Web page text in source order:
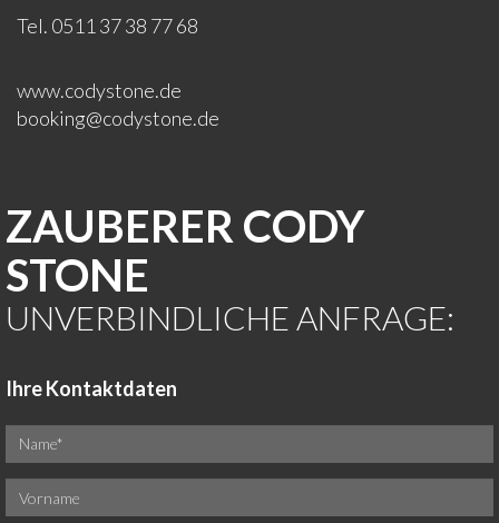
Tel. 0511 37 38 77 68
www.codystone.de
booking@codystone.de
ZAUBERER CODY
STONE
UNVERBINDLICHE ANFRAGE:
Ihre Kontaktdaten